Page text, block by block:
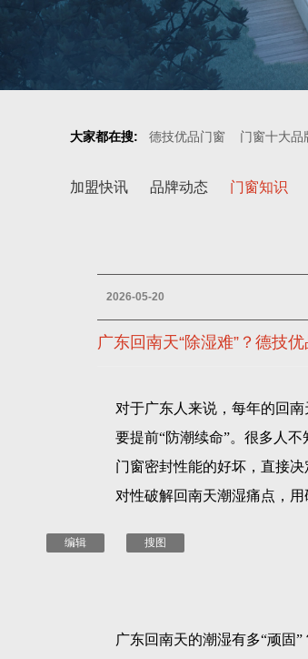
大家都在搜: 德技优品门窗 门窗十大品
加盟快讯 品牌动态 门窗知识
2026-05-20
广东回南天“除湿难”？德技
对于广东人来说，每年的回
要提前“防潮续命”。很多人
门窗密封性能的好坏，直接
对性破解回南天潮湿痛点，用
编辑 搜图
广东回南天的潮湿有多“顽固